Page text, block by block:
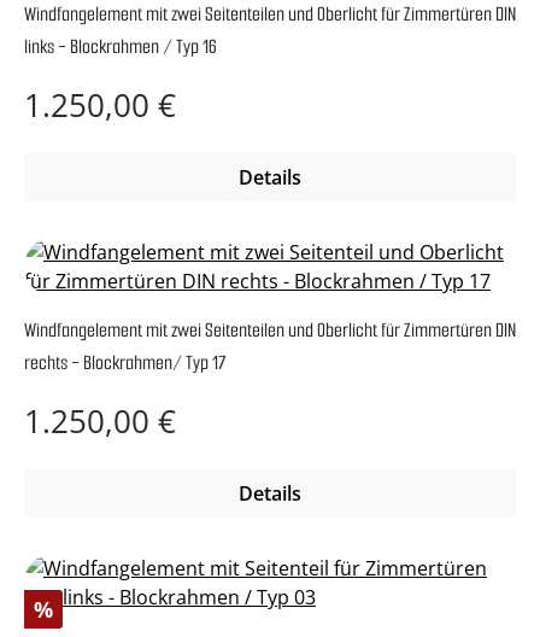
Windfangelement mit zwei Seitenteilen und Oberlicht für Zimmertüren DIN
links - Blockrahmen / Typ 16
Regulärer Preis:
1.250,00 €
Details
Windfangelement mit zwei Seitenteilen und Oberlicht für Zimmertüren DIN
rechts - Blockrahmen/ Typ 17
Regulärer Preis:
1.250,00 €
Details
Rabatt
%